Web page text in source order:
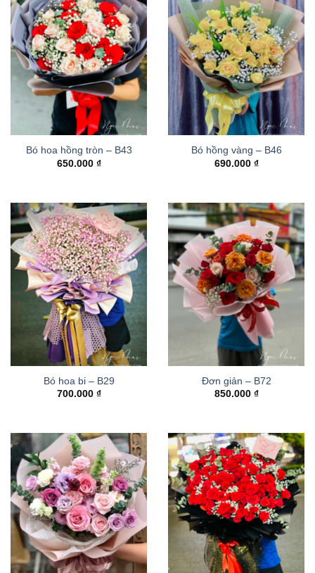
Bó hoa hồng tròn – B43
650.000 ₫
Bó hồng vàng – B46
690.000 ₫
Bó hoa bi – B29
700.000 ₫
Đơn giản – B72
850.000 ₫